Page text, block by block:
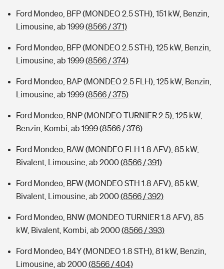
Ford Mondeo, BFP (MONDEO 2.5 STH), 151 kW, Benzin,
Limousine, ab 1999(8566 / 371)
Ford Mondeo, BFP (MONDEO 2.5 STH), 125 kW, Benzin,
Limousine, ab 1999(8566 / 374)
Ford Mondeo, BAP (MONDEO 2.5 FLH), 125 kW, Benzin,
Limousine, ab 1999(8566 / 375)
Ford Mondeo, BNP (MONDEO TURNIER 2.5), 125 kW,
Benzin, Kombi, ab 1999(8566 / 376)
Ford Mondeo, BAW (MONDEO FLH 1.8 AFV), 85 kW,
Bivalent, Limousine, ab 2000(8566 / 391)
Ford Mondeo, BFW (MONDEO STH 1.8 AFV), 85 kW,
Bivalent, Limousine, ab 2000(8566 / 392)
Ford Mondeo, BNW (MONDEO TURNIER 1.8 AFV), 85
kW, Bivalent, Kombi, ab 2000(8566 / 393)
Ford Mondeo, B4Y (MONDEO 1.8 STH), 81 kW, Benzin,
Limousine, ab 2000(8566 / 404)